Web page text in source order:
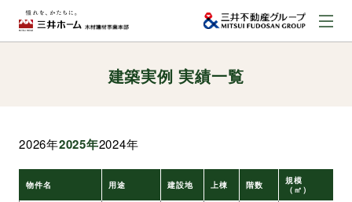
お問い合わせ
建築実例 実績一覧
2026年2025年2024年
物件名 用途 建設地 上棟 階数
規模
（㎡）